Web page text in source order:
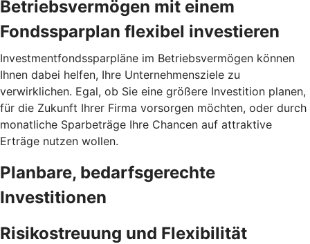
Betriebsvermögen mit einem
Fondssparplan flexibel investieren
Investmentfondssparpläne im Betriebsvermögen können
Ihnen dabei helfen, Ihre Unternehmensziele zu
verwirklichen. Egal, ob Sie eine größere Investition planen,
für die Zukunft Ihrer Firma vorsorgen möchten, oder durch
monatliche Sparbeträge Ihre Chancen auf attraktive
Erträge nutzen wollen.
Planbare, bedarfsgerechte
Investitionen
Risikostreuung und Flexibilität